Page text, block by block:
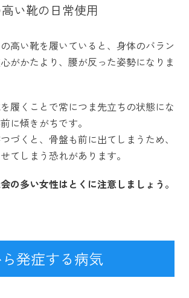
い靴の日常使用
高い靴を履いていると、身体のバラン
がかたより、腰が反った姿勢になりま
履くことで常につま先立ちの状態にな
に傾きがちです。
づくと、骨盤も前に出てしまうため、
てしまう恐れがあります。
の多い女性はとくに注意しましょう。
発症する病気